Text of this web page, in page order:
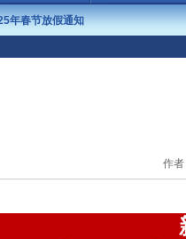
客服热线： 0754-
年春节放假通知
年春节放假通知
大麦网
作